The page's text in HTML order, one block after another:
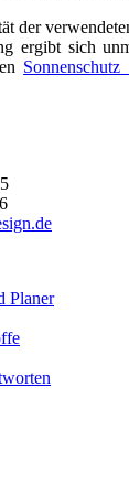
der
ergibt sich
Planer